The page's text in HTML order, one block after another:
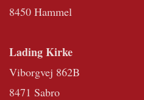
8450 Hammel
Lading Kirke
Viborgvej 862B
8471 Sabro